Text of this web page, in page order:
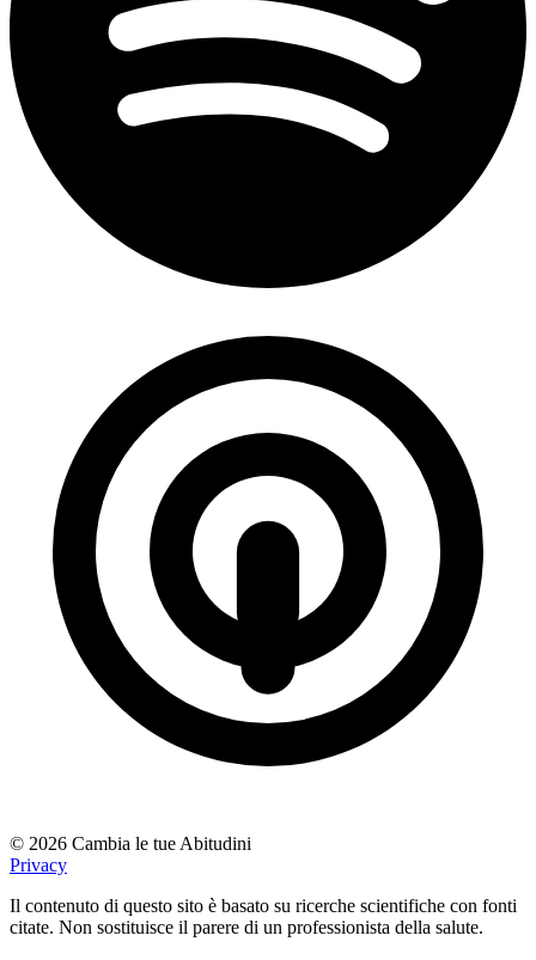
© 2026 Cambia le tue Abitudini
Privacy
Il contenuto di questo sito è basato su ricerche scientifiche con fonti
citate. Non sostituisce il parere di un professionista della salute.